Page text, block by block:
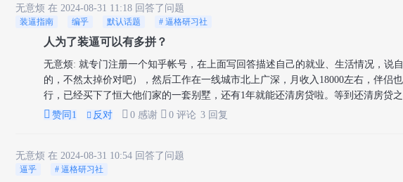
无意烦 在 2024-08-31 11:18 回答了问题
装逼指南 编乎 默认话题 # 逼格研习社
人为了装逼可以有多拼？
无意烦: 就专门注册一个知乎帐号，在上面写回答描述自己的就业、生活情况，说
的，不然太掉价对吧），然后工作在一线城市北上广深，月收入18000左右，伴侣
行，已经买下了恒大他们家的一套别墅，还有1年就能还清房贷啦。等到还清房贷之
 赞同 1  反对  0 感谢  0 评论 3 回复
无意烦 在 2024-08-31 10:54 回答了问题
逼乎 # 逼格研习社